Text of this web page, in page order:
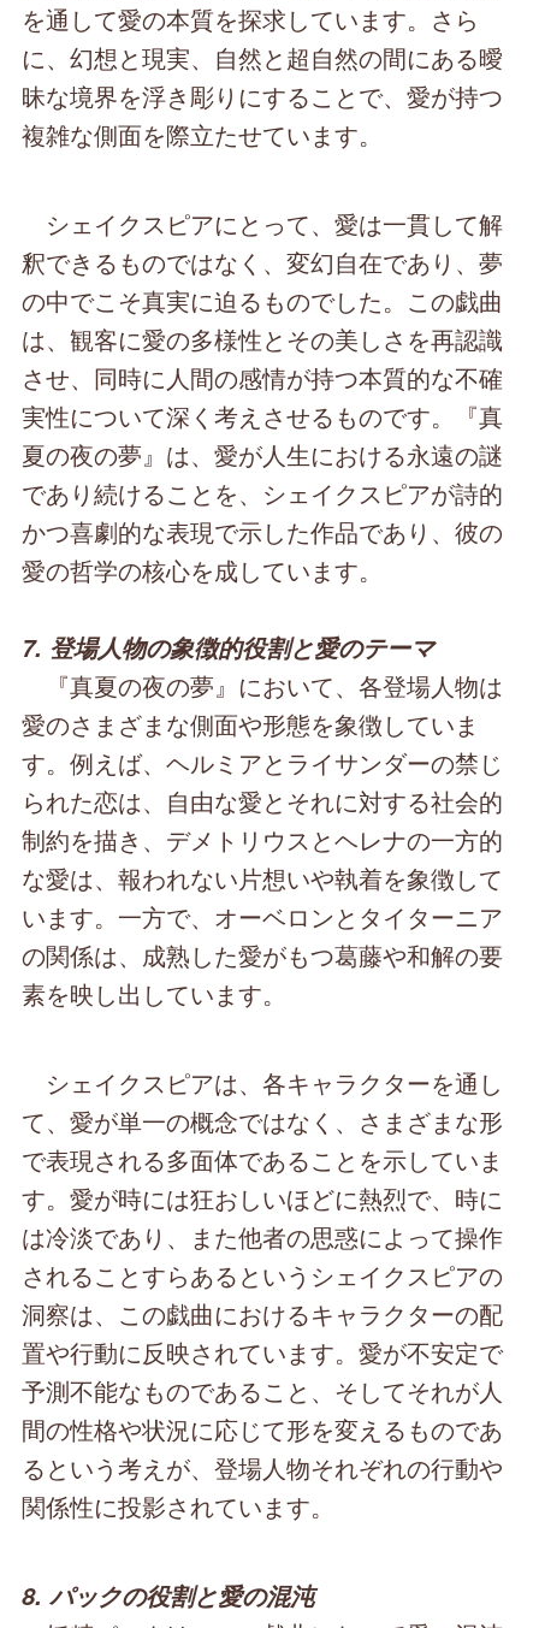
を通して愛の本質を探求しています。さら
に、幻想と現実、自然と超自然の間にある曖
昧な境界を浮き彫りにすることで、愛が持つ
複雑な側面を際立たせています。
シェイクスピアにとって、愛は一貫して解
釈できるものではなく、変幻自在であり、夢
の中でこそ真実に迫るものでした。この戯曲
は、観客に愛の多様性とその美しさを再認識
させ、同時に人間の感情が持つ本質的な不確
実性について深く考えさせるものです。『真
夏の夜の夢』は、愛が人生における永遠の謎
であり続けることを、シェイクスピアが詩的
かつ喜劇的な表現で示した作品であり、彼の
愛の哲学の核心を成しています。
7. 登場人物の象徴的役割と愛のテーマ
『真夏の夜の夢』において、各登場人物は
愛のさまざまな側面や形態を象徴していま
す。例えば、ヘルミアとライサンダーの禁じ
られた恋は、自由な愛とそれに対する社会的
制約を描き、デメトリウスとヘレナの一方的
な愛は、報われない片想いや執着を象徴して
います。一方で、オーベロンとタイターニア
の関係は、成熟した愛がもつ葛藤や和解の要
素を映し出しています。
シェイクスピアは、各キャラクターを通し
て、愛が単一の概念ではなく、さまざまな形
で表現される多面体であることを示していま
す。愛が時には狂おしいほどに熱烈で、時に
は冷淡であり、また他者の思惑によって操作
されることすらあるというシェイクスピアの
洞察は、この戯曲におけるキャラクターの配
置や行動に反映されています。愛が不安定で
予測不能なものであること、そしてそれが人
間の性格や状況に応じて形を変えるものであ
るという考えが、登場人物それぞれの行動や
関係性に投影されています。
8. パックの役割と愛の混沌